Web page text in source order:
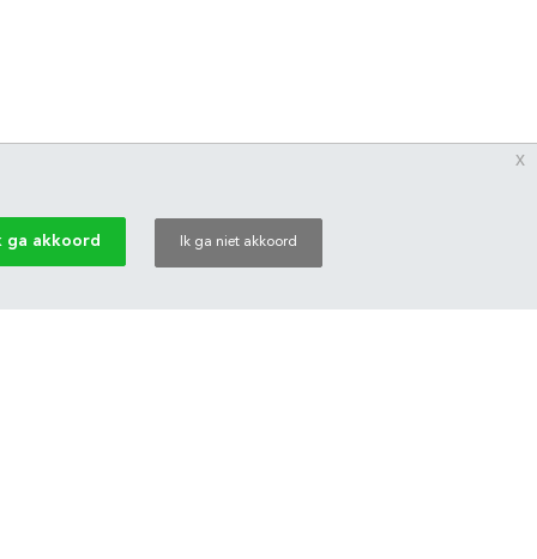
ga akkoord Ik ga niet akkoord
x